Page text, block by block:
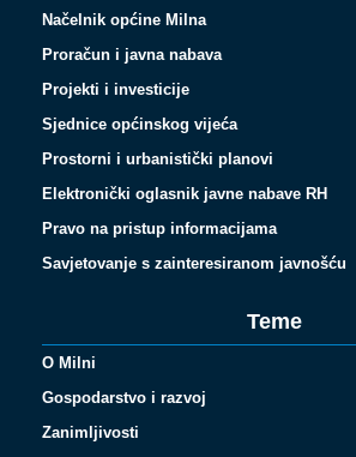
Načelnik općine Milna
Proračun i javna nabava
Projekti i investicije
Sjednice općinskog vijeća
Prostorni i urbanistički planovi
Elektronički oglasnik javne nabave RH
Pravo na pristup informacijama
Savjetovanje s zainteresiranom javnošću
Teme
O Milni
Gospodarstvo i razvoj
Zanimljivosti